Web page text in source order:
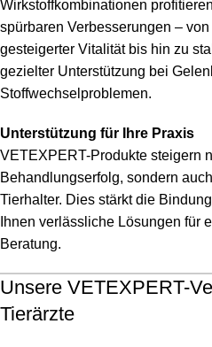
Wirkstoffkombinationen
spürbaren Verbesserungen –
gesteigerter Vitalität bis hin zu
gezielter Unterstützung bei
Stoffwechselproblemen.
Unterstützung für Ihre Praxis
VETEXPERT-Produkte steigern
Behandlungserfolg, sondern
Tierhalter. Dies stärkt die
Ihnen verlässliche Lösungen für
Beratung.
Unsere VETEXPERT-
Tierärzte